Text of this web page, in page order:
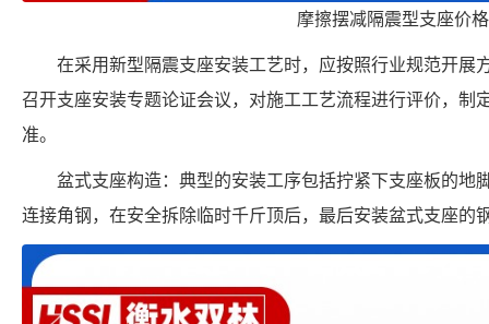
摩擦摆减隔震型支座价格
在采用新型隔震支座安装工艺时，应按照行业规范开展
召开支座安装专题论证会议，对施工工艺流程进行评价，制
准。
盆式支座构造：典型的安装工序包括拧紧下支座板的地
连接角钢，在安全拆除临时千斤顶后，最后安装盆式支座的